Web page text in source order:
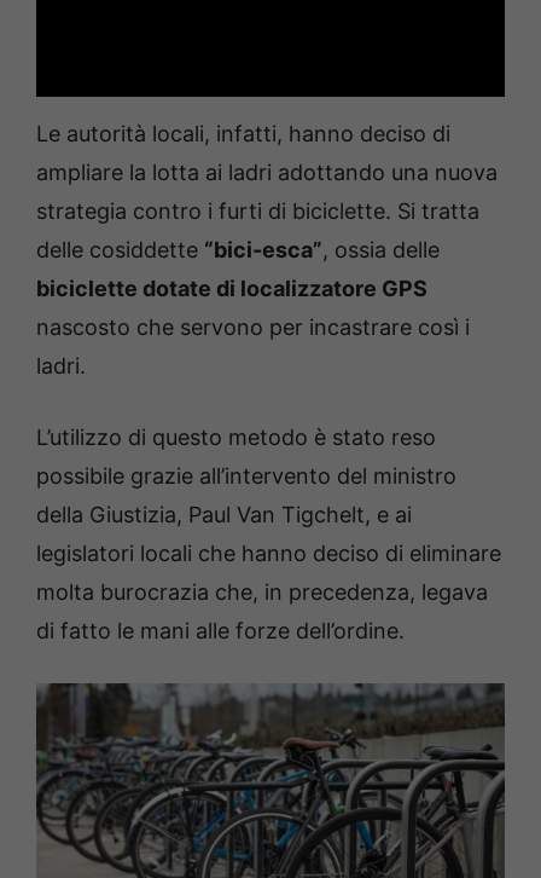
Le autorità locali, infatti, hanno deciso di
ampliare la lotta ai ladri adottando una nuova
strategia contro i furti di biciclette. Si tratta
delle cosiddette “bici-esca”, ossia delle
biciclette dotate di localizzatore GPS
nascosto che servono per incastrare così i
ladri.
L’utilizzo di questo metodo è stato reso
possibile grazie all’intervento del ministro
della Giustizia, Paul Van Tigchelt, e ai
legislatori locali che hanno deciso di eliminare
molta burocrazia che, in precedenza, legava
di fatto le mani alle forze dell’ordine.